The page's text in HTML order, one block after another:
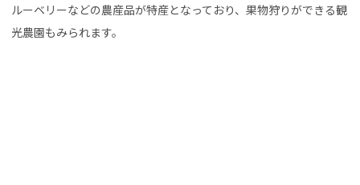
ルーベリーなどの農産品が特産となっており、果物狩りができる観
光農園もみられます。